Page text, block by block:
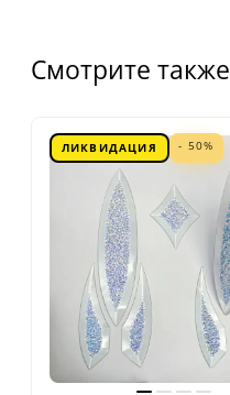
Смотрите также
ЛИКВИДАЦИЯ - 50%